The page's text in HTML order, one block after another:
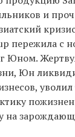
и
пережила с
Юном.
Юн
уволил
на